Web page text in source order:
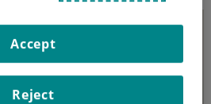
Reject
Accept